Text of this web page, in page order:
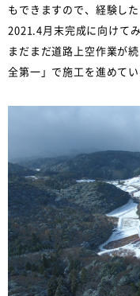
もできますので、経験し
2021.4月末完成に向けて
まだまだ道路上空作業が
全第一」で施工を進めてい